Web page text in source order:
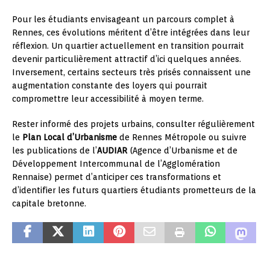
Pour les étudiants envisageant un parcours complet à
Rennes, ces évolutions méritent d’être intégrées dans leur
réflexion. Un quartier actuellement en transition pourrait
devenir particulièrement attractif d’ici quelques années.
Inversement, certains secteurs très prisés connaissent une
augmentation constante des loyers qui pourrait
compromettre leur accessibilité à moyen terme.
Rester informé des projets urbains, consulter régulièrement
le Plan Local d’Urbanisme de Rennes Métropole ou suivre
les publications de l’AUDIAR(Agence d’Urbanisme et de
Développement Intercommunal de l’Agglomération
Rennaise) permet d’anticiper ces transformations et
d’identifier les futurs quartiers étudiants prometteurs de la
capitale bretonne.